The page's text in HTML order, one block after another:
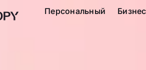
Персональный Бизнес